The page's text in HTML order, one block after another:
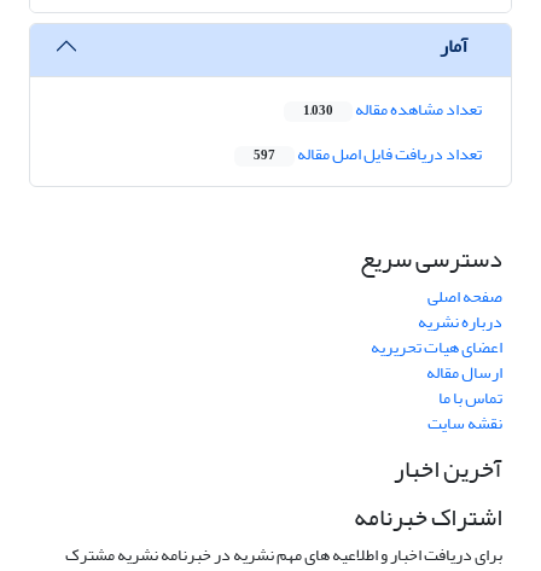
آمار
تعداد مشاهده مقاله 1,030
تعداد دریافت فایل اصل مقاله 597
دسترسی سریع
صفحه اصلی
درباره نشریه
اعضای هیات تحریریه
ارسال مقاله
تماس با ما
نقشه سایت
آخرین اخبار
اشتراک خبرنامه
برای دریافت اخبار و اطلاعیه های مهم نشریه در خبرنامه نشریه مشترک